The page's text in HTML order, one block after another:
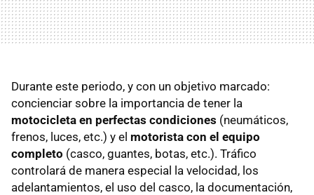
Durante este periodo, y con un objetivo marcado:
concienciar sobre la importancia de tener la
motocicleta en perfectas condiciones (neumáticos,
frenos, luces, etc.) y el motorista con el equipo
completo (casco, guantes, botas, etc.). Tráfico
controlará de manera especial la velocidad, los
adelantamientos, el uso del casco, la documentación,